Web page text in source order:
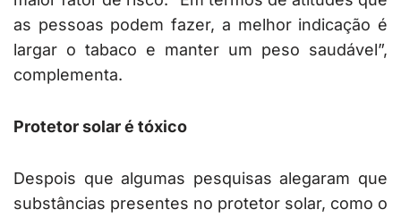
as pessoas podem fazer, a melhor indicação é
largar o tabaco e manter um peso saudável”,
complementa.
Protetor solar é tóxico
Despois que algumas pesquisas alegaram que
substâncias presentes no protetor solar, como o